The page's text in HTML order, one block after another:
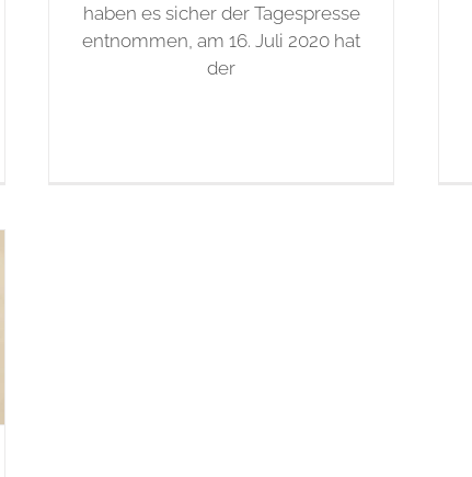
haben es sicher der Tagespresse
entnommen, am 16. Juli 2020 hat
der